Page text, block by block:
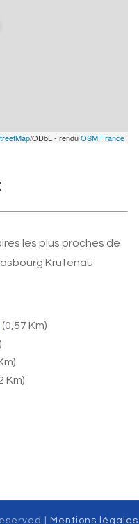
/ODbL - renduOSM France
les plus proches de
Krutenau
(0,57 Km)
Km)
| Mentions légales